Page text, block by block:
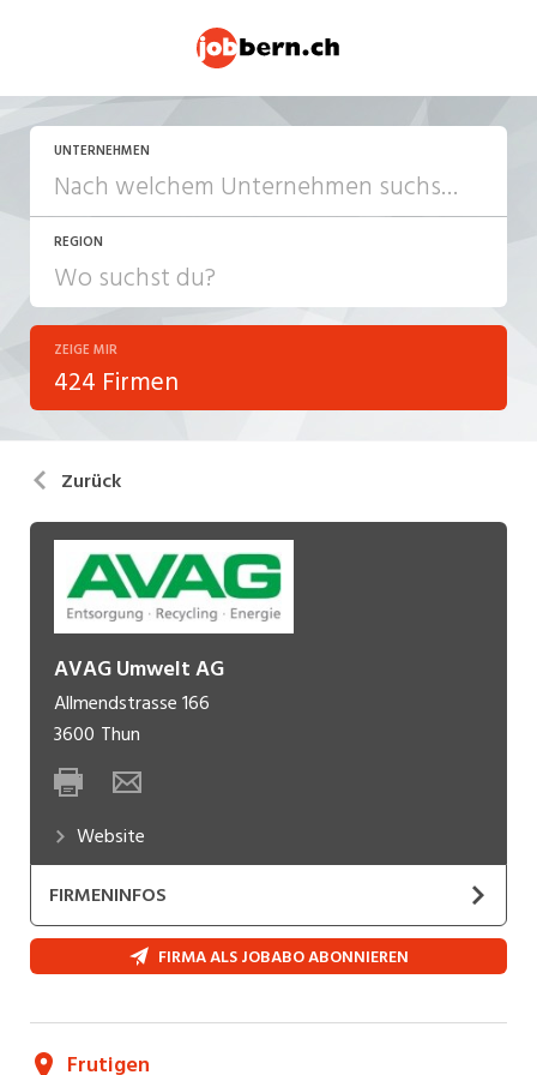
UNTERNEHMEN
REGION
ZEIGE MIR
424 Firmen
Zurück
AVAG Umwelt AG
Allmendstrasse 166
3600 Thun
Website
FIRMENINFOS
Effizient, ökologisch, ganzheitlich
Die AVAG Gruppe setzt sich aus der
AG, AVAG Betriebs AG, Oberland Energie AG und
FIRMA ALS JOBABO ABONNIEREN
Frutigen